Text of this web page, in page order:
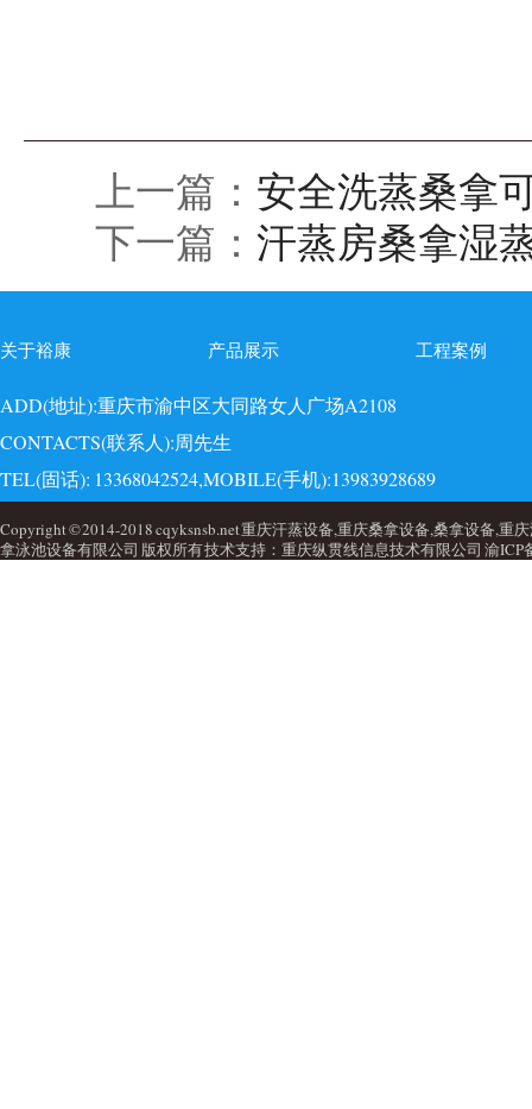
上一篇： 安全洗蒸桑拿
下一篇： 汗蒸房桑拿湿
关于裕康 产品展示 工程案例
ADD(地址):重庆市渝中区大同路女人广场A2108
CONTACTS(联系人):周先生
TEL(固话): 13368042524,MOBILE(手机):13983928689
Copyright © 2014-2018 cqyksnsb.net 重庆汗蒸设备,重庆桑拿设备,桑拿设备,重
拿泳池设备有限公司 版权所有 技术支持：重庆纵贯线信息技术有限公司 渝ICP